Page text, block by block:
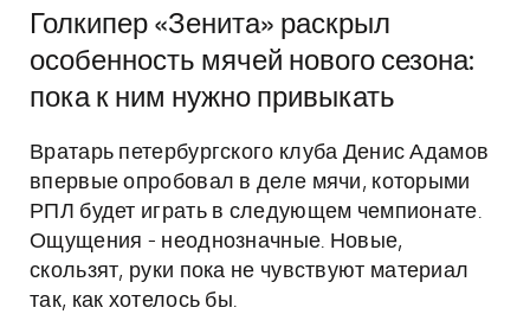
Голкипер «Зенита» раскрыл
особенность мячей нового сезона:
пока к ним нужно привыкать
Вратарь петербургского клуба Денис Адамов
впервые опробовал в деле мячи, которыми
РПЛ будет играть в следующем чемпионате.
Ощущения - неоднозначные. Новые,
скользят, руки пока не чувствуют материал
так, как хотелось бы.